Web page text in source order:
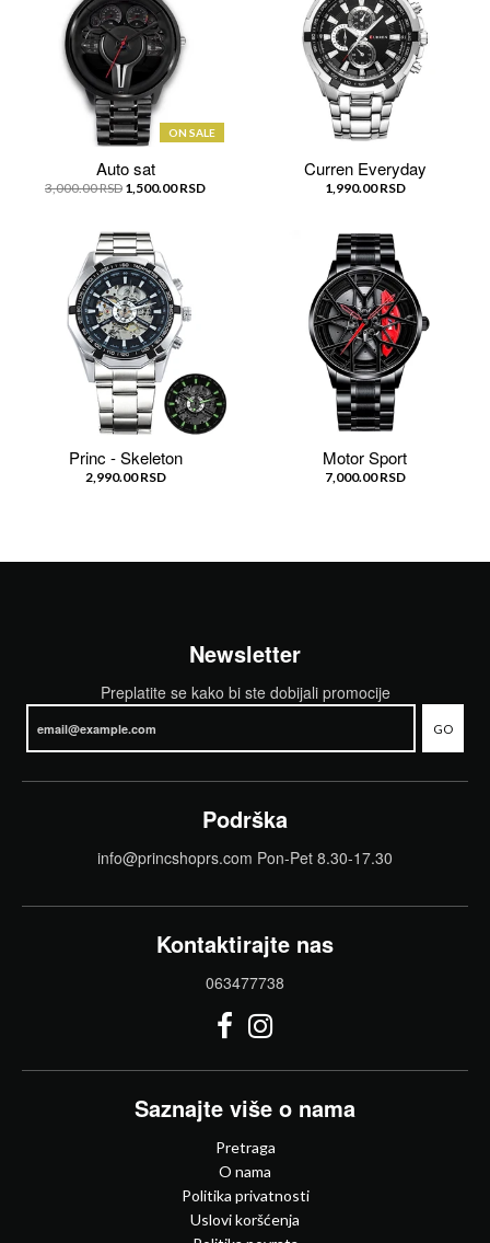
ON SALE
Auto sat
3,000.00 RSD 1,500.00 RSD
Curren Everyday
1,990.00 RSD
Princ - Skeleton
2,990.00 RSD
Motor Sport
7,000.00 RSD
Newsletter
Preplatite se kako bi ste dobijali promocije
GO
Podrška
info@princshoprs.com Pon-Pet 8.30-17.30
Kontaktirajte nas
063477738
Saznajte više o nama
Pretraga
O nama
Politika privatnosti
Uslovi koršćenja